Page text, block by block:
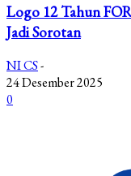
Logo 12 Tahun
Jadi Sorotan
NI CS-
24 Desember 2025
0